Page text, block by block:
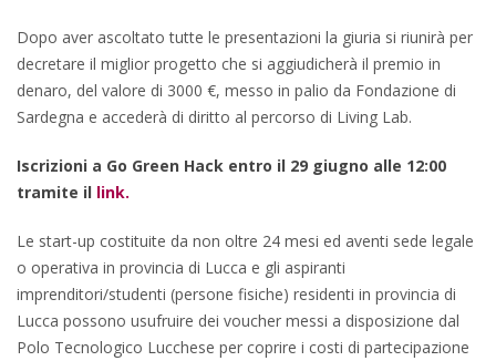
Dopo aver ascoltato tutte le presentazioni la giuria si riunirà per
decretare il miglior progetto che si aggiudicherà il premio in
denaro, del valore di 3000 €, messo in palio da Fondazione di
Sardegna e accederà di diritto al percorso di Living Lab.
Iscrizioni a Go Green Hack entro il 29 giugno alle 12:00
tramite il link.
Le start-up costituite da non oltre 24 mesi ed aventi sede legale
o operativa in provincia di Lucca e gli aspiranti
imprenditori/studenti (persone fisiche) residenti in provincia di
Lucca possono usufruire dei voucher messi a disposizione dal
Polo Tecnologico Lucchese per coprire i costi di partecipazione